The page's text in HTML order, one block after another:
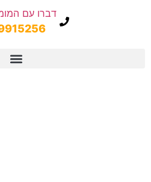
דברו עם